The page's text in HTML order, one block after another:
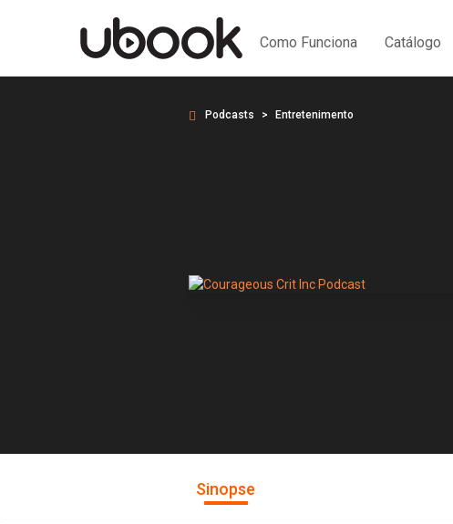
Como Funciona Catálogo
Podcasts Entretenimento
Sinopse